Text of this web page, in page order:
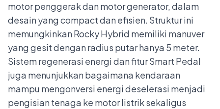
motor penggerak dan motor generator, dalam
desain yang compact dan efisien. Struktur ini
memungkinkan Rocky Hybrid memiliki manuver
yang gesit dengan radius putar hanya 5 meter.
Sistem regenerasi energi dan fitur Smart Pedal
juga menunjukkan bagaimana kendaraan
mampu mengonversi energi deselerasi menjadi
pengisian tenaga ke motor listrik sekaligus